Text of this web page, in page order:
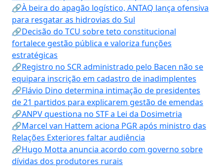
🔗À beira do apagão logístico, ANTAQ lança ofensiva
para resgatar as hidrovias do Sul
🔗Decisão do TCU sobre teto constitucional
fortalece gestão pública e valoriza funções
estratégicas
🔗Registro no SCR administrado pelo Bacen não se
equipara inscrição em cadastro de inadimplentes
🔗Flávio Dino determina intimação de presidentes
de 21 partidos para explicarem gestão de emendas
🔗ANPV questiona no STF a Lei da Dosimetria
🔗Marcel van Hattem aciona PGR após ministro das
Relações Exteriores faltar audiência
🔗Hugo Motta anuncia acordo com governo sobre
dívidas dos produtores rurais